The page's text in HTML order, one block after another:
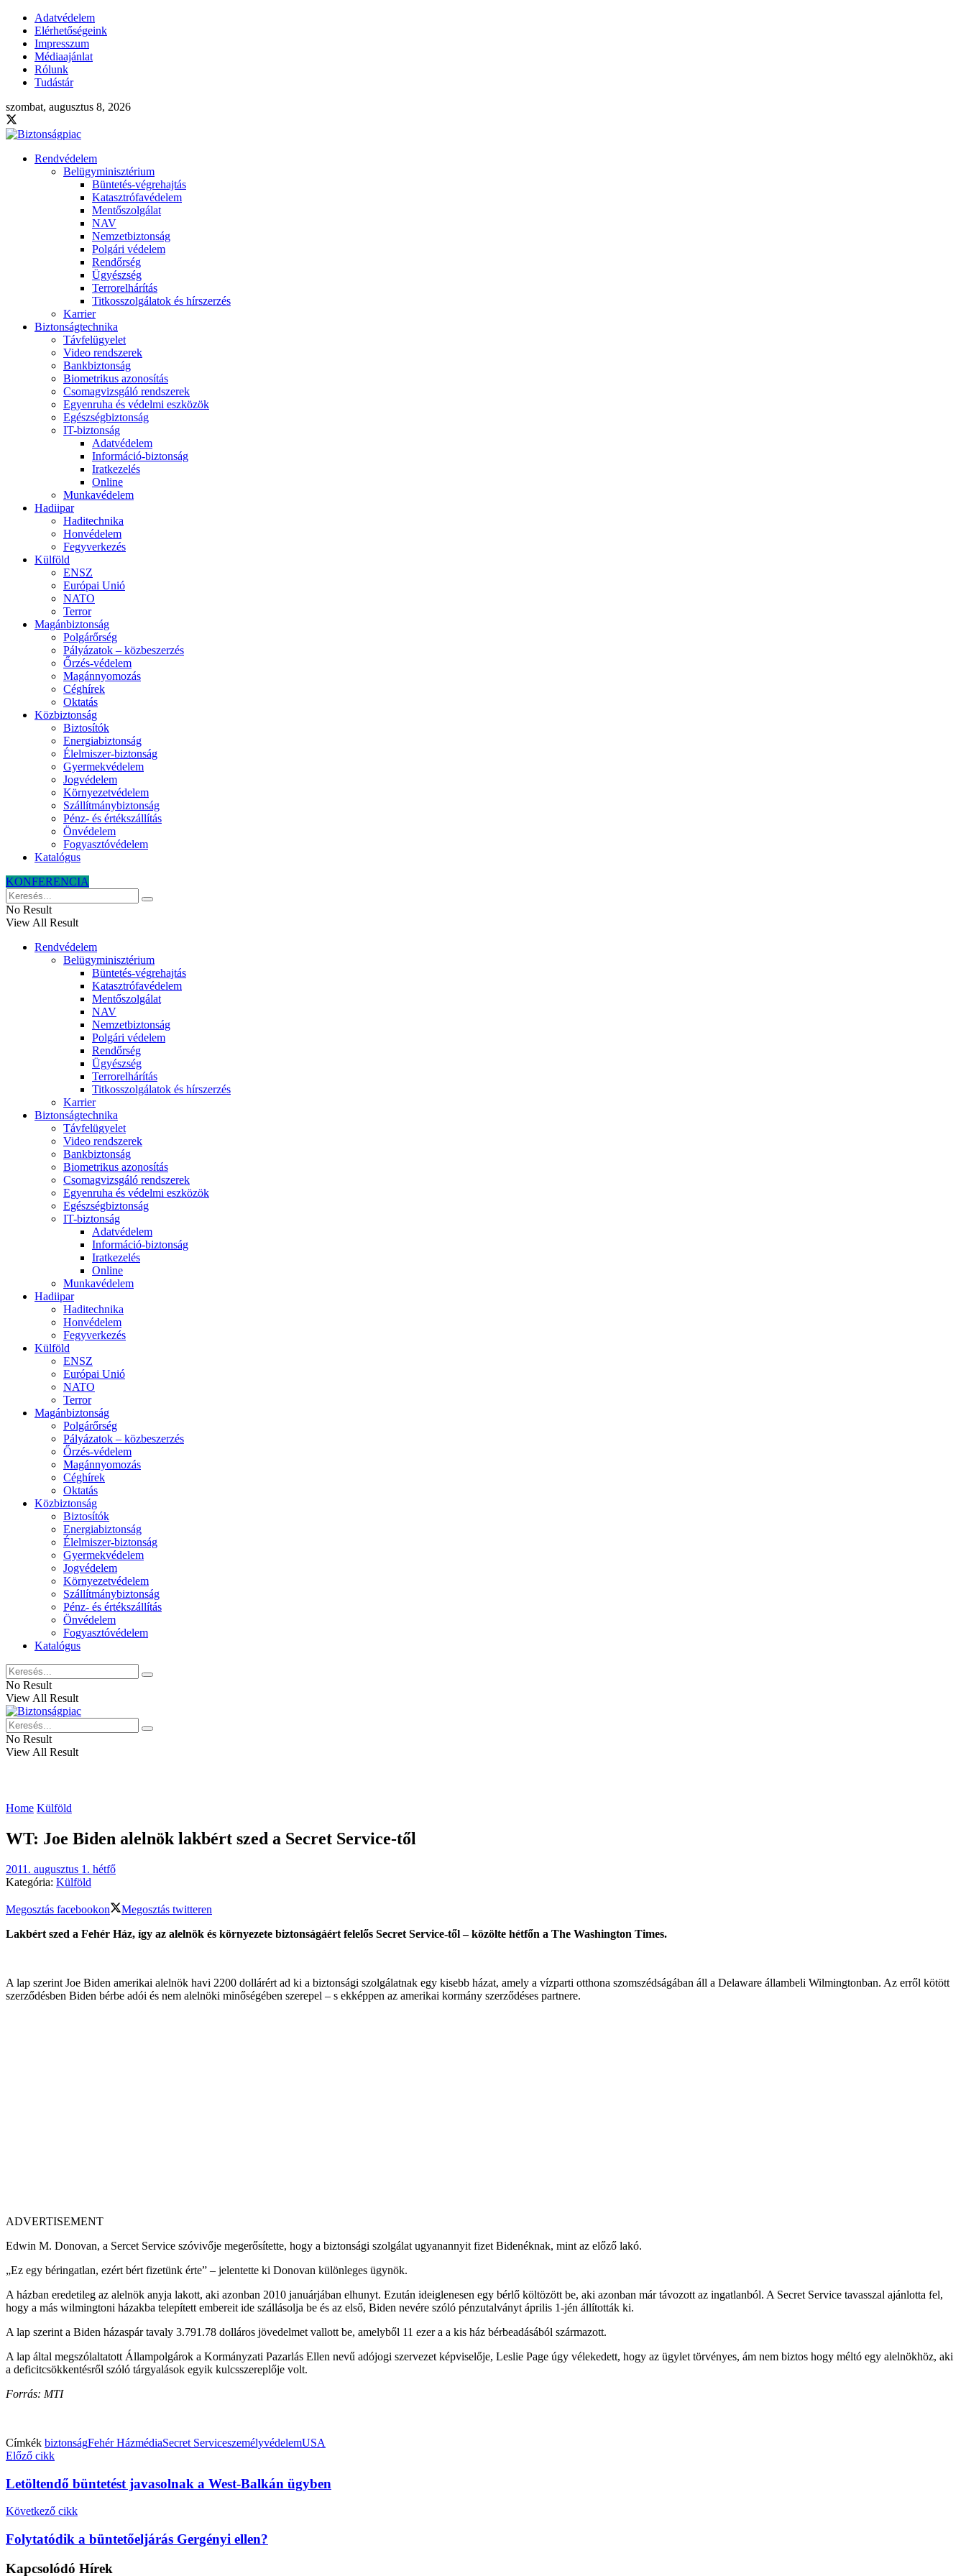
Adatvédelem
Elérhetőségeink
Impresszum
Médiaajánlat
Rólunk
Tudástár
szombat, augusztus 8, 2026
Rendvédelem
Belügyminisztérium
Büntetés-végrehajtás
Katasztrófavédelem
Mentőszolgálat
NAV
Nemzetbiztonság
Polgári védelem
Rendőrség
Ügyészség
Terrorelhárítás
Titkosszolgálatok és hírszerzés
Karrier
Biztonságtechnika
Távfelügyelet
Video rendszerek
Bankbiztonság
Biometrikus azonosítás
Csomagvizsgáló rendszerek
Egyenruha és védelmi eszközök
Egészségbiztonság
IT-biztonság
Adatvédelem
Információ-biztonság
Iratkezelés
Online
Munkavédelem
Hadiipar
Haditechnika
Honvédelem
Fegyverkezés
Külföld
ENSZ
Európai Unió
NATO
Terror
Magánbiztonság
Polgárőrség
Pályázatok – közbeszerzés
Őrzés-védelem
Magánnyomozás
Céghírek
Oktatás
Közbiztonság
Biztosítók
Energiabiztonság
Élelmiszer-biztonság
Gyermekvédelem
Jogvédelem
Környezetvédelem
Szállítmánybiztonság
Pénz- és értékszállítás
Önvédelem
Fogyasztóvédelem
Katalógus
KONFERENCIA
No Result
View All Result
Rendvédelem
Belügyminisztérium
Büntetés-végrehajtás
Katasztrófavédelem
Mentőszolgálat
NAV
Nemzetbiztonság
Polgári védelem
Rendőrség
Ügyészség
Terrorelhárítás
Titkosszolgálatok és hírszerzés
Karrier
Biztonságtechnika
Távfelügyelet
Video rendszerek
Bankbiztonság
Biometrikus azonosítás
Csomagvizsgáló rendszerek
Egyenruha és védelmi eszközök
Egészségbiztonság
IT-biztonság
Adatvédelem
Információ-biztonság
Iratkezelés
Online
Munkavédelem
Hadiipar
Haditechnika
Honvédelem
Fegyverkezés
Külföld
ENSZ
Európai Unió
NATO
Terror
Magánbiztonság
Polgárőrség
Pályázatok – közbeszerzés
Őrzés-védelem
Magánnyomozás
Céghírek
Oktatás
Közbiztonság
Biztosítók
Energiabiztonság
Élelmiszer-biztonság
Gyermekvédelem
Jogvédelem
Környezetvédelem
Szállítmánybiztonság
Pénz- és értékszállítás
Önvédelem
Fogyasztóvédelem
Katalógus
No Result
View All Result
No Result
View All Result
Home Külföld
WT: Joe Biden alelnök lakbért szed a Secret Service-től
2011. augusztus 1. hétfő
Kategória: Külföld
Megosztás facebookon
Megosztás twitteren
Lakbért szed a Fehér Ház, így az alelnök és környezete biztonságáért felelős Secret Service-től – közölte hétfőn a The Washington Times.
A lap szerint Joe Biden amerikai alelnök havi 2200 dollárért ad ki a biztonsági szolgálatnak egy kisebb házat, amely a vízparti otthona szomszédságában áll a Delaware állambeli Wilmingtonban. Az erről kötött
szerződésben Biden bérbe adói és nem alelnöki minőségében szerepel – s ekképpen az amerikai kormány szerződéses partnere.
ADVERTISEMENT
Edwin M. Donovan, a Sercet Service szóvivője megerősítette, hogy a biztonsági szolgálat ugyanannyit fizet Bidenéknak, mint az előző lakó.
„Ez egy béringatlan, ezért bért fizetünk érte” – jelentette ki Donovan különleges ügynök.
A házban eredetileg az alelnök anyja lakott, aki azonban 2010 januárjában elhunyt. Ezután ideiglenesen egy bérlő költözött be, aki azonban már távozott az ingatlanból. A Secret Service tavasszal ajánlotta fel,
hogy a más wilmingtoni házakba telepített embereit ide szállásolja be és az első, Biden nevére szóló pénzutalványt április 1-jén állították ki.
A lap szerint a Biden házaspár tavaly 3.791.78 dolláros jövedelmet vallott be, amelyből 11 ezer a a kis ház bérbeadásából származott.
A lap által megszólaltatott Állampolgárok a Kormányzati Pazarlás Ellen nevű adójogi szervezet képviselője, Leslie Page úgy vélekedett, hogy az ügylet törvényes, ám nem biztos hogy méltó egy alelnökhöz, aki
a deficitcsökkentésről szóló tárgyalások egyik kulcsszereplője volt.
Forrás: MTI
Címkék biztonságFehér HázmédiaSecret ServiceszemélyvédelemUSA
Előző cikk
Letöltendő büntetést javasolnak a West-Balkán ügyben
Következő cikk
Folytatódik a büntetőeljárás Gergényi ellen?
Kapcsolódó Hírek